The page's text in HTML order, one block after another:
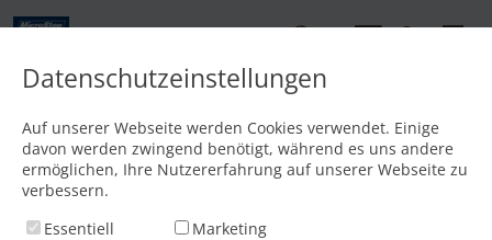
Startseite /Optionen /3D-Schneidkopf für Fasenschnitte
Datenschutzeinstellungen
Auf unserer Webseite werden Cookies verwendet. Einige
davon werden zwingend benötigt, während es uns andere
ermöglichen, Ihre Nutzererfahrung auf unserer Webseite zu
verbessern.
Essentiell
Marketing